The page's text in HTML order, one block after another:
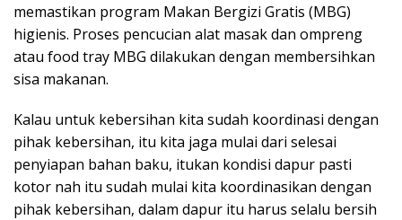
memastikan program Makan Bergizi Gratis (MBG)
higienis. Proses pencucian alat masak dan ompreng
atau food tray MBG dilakukan dengan membersihkan
sisa makanan.
Kalau untuk kebersihan kita sudah koordinasi dengan
pihak kebersihan, itu kita jaga mulai dari selesai
penyiapan bahan baku, itukan kondisi dapur pasti
kotor nah itu sudah mulai kita koordinasikan dengan
pihak kebersihan, dalam dapur itu harus selalu bersih